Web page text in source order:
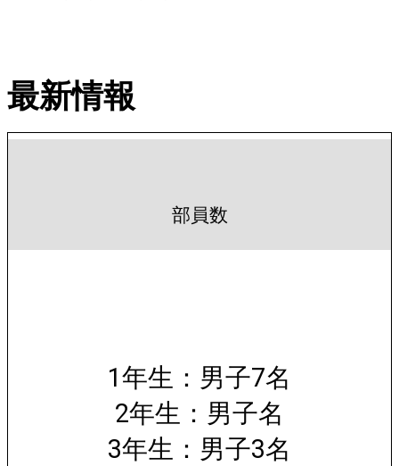
最新情報
部員数
1年生：男子7名
2年生：男子名
3年生：男子3名